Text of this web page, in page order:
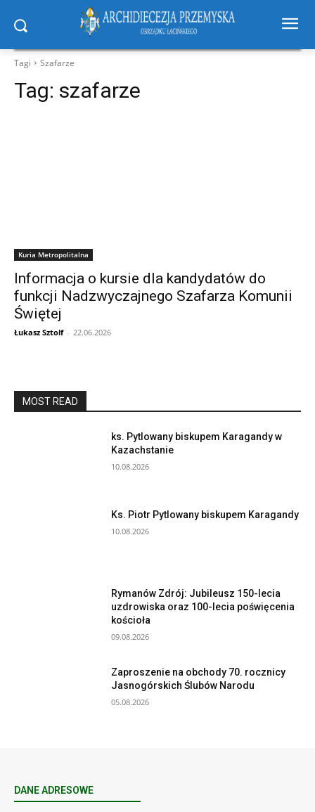
Tagi Szafarze
Tag: szafarze
Kuria Metropolitalna
Informacja o kursie dla kandydatów do
funkcji Nadzwyczajnego Szafarza Komunii
Świętej
Łukasz Sztolf - 22.06.2026
MOST READ
ks. Pytlowany biskupem Karagandy w
Kazachstanie
10.08.2026
Ks. Piotr Pytlowany biskupem Karagandy
10.08.2026
Rymanów Zdrój: Jubileusz 150-lecia
uzdrowiska oraz 100-lecia poświęcenia
kościoła
09.08.2026
Zaproszenie na obchody 70. rocznicy
Jasnogórskich Ślubów Narodu
05.08.2026
DANE ADRESOWE